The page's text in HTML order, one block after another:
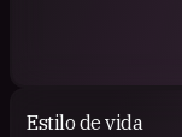
Estilo de vida